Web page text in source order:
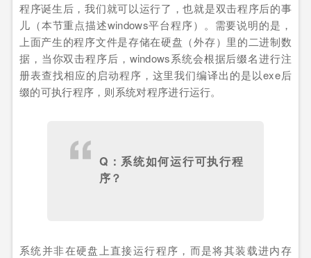
程序诞生后，我们就可以运行了，也就是双击程序后的事
儿（本节重点描述windows平台程序）。需要说明的是，
上面产生的程序文件是存储在硬盘（外存）里的二进制数
据，当你双击程序后，windows系统会根据后缀名进行注
册表查找相应的启动程序，这里我们编译出的是以exe后
缀的可执行程序，则系统对程序进行运行。
Q：系统如何运行可执行程
序？
系统并非在硬盘上直接运行程序，而是将其装载进内存